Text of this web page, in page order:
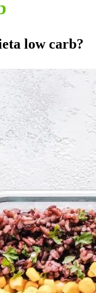
low carb?